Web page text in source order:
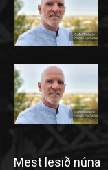
Mest lesið núna